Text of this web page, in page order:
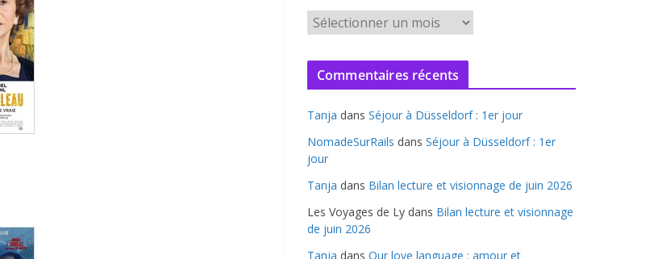
r
c
v
e
s
Commentaires récents
Tanja dans Séjour à Düsseldorf : 1er jour
NomadeSurRails dans Séjour à Düsseldorf : 1er
jour
Tanja dans Bilan lecture et visionnage de juin 2026
Les Voyages de Ly dans Bilan lecture et visionnage
de juin 2026
Tanja dans Our love language : amour et